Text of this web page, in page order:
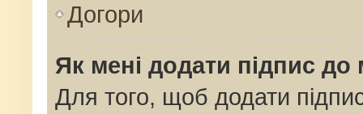
Догори
Як мені додати підпис
Для того, щоб додати